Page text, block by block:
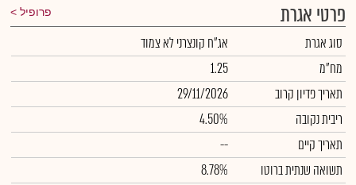
פרטי אגרת פרופיל
סוג אגרת
אג"ח קונצרני לא צמוד
מח"מ
1.25
תאריך פדיון קרוב
29/11/2026
ריבית נקובה
4.50%
תאריך קיים
--
תשואה שנתית ברוטו
8.78%